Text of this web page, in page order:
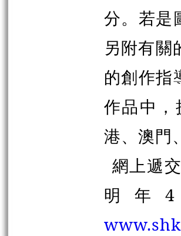
分。若是
另附有關
的創作指
作品中
港、澳門
網上遞
明年